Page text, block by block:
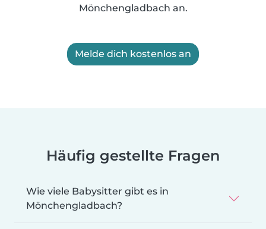
Mönchengladbach an.
Melde dich kostenlos an
Häufig gestellte Fragen
Wie viele Babysitter gibt es in
Mönchengladbach?